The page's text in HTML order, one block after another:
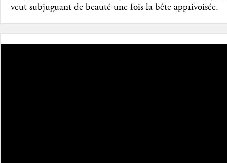
veut subjuguant de beauté une fois la bête apprivoisée.